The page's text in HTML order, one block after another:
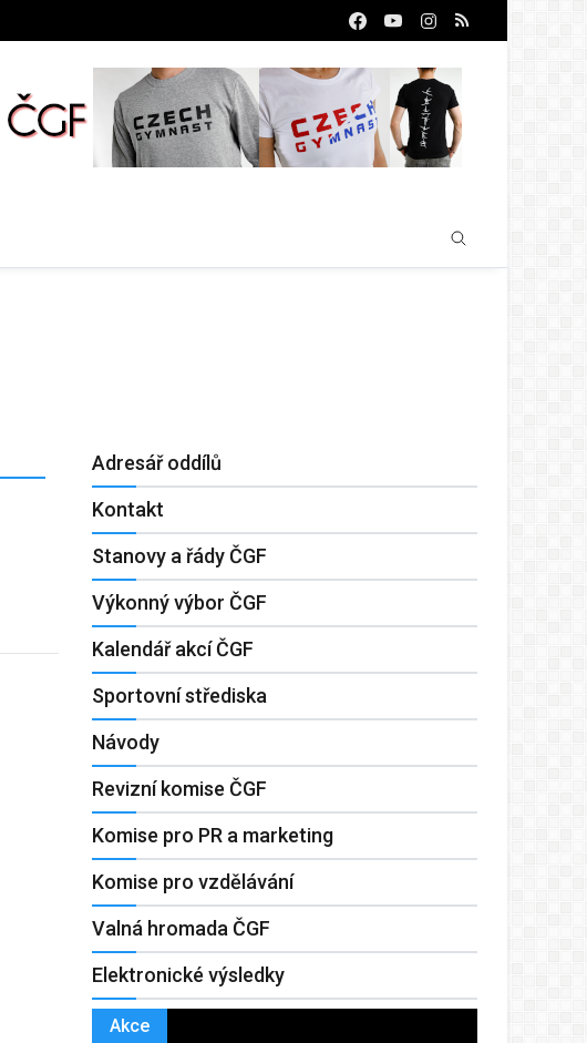
Adresář oddílů
Kontakt
Stanovy a řády ČGF
Výkonný výbor ČGF
Kalendář akcí ČGF
Sportovní střediska
Návody
Revizní komise ČGF
Komise pro PR a marketing
Komise pro vzdělávání
Valná hromada ČGF
Elektronické výsledky
Akce